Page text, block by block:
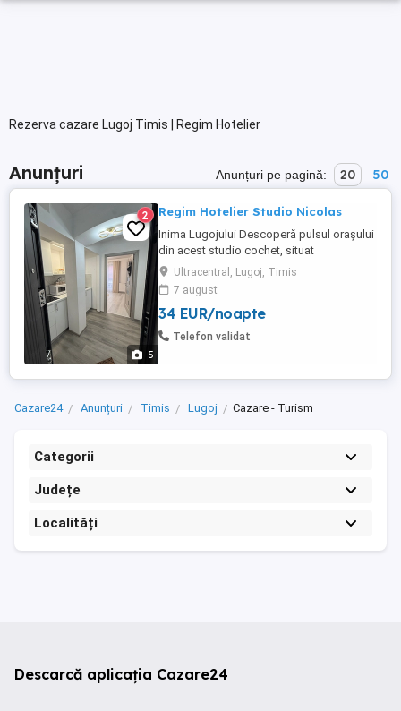
Rezerva cazare Lugoj Timis | Regim Hotelier
Anunțuri Anunțuri pe pagină: 20 50
5
2 Regim Hotelier Studio Nicolas
Inima Lugojului Descoperă pulsul orașului
din acest studio cochet, situat
ULTRACENTRAL! Ești la câțiva pași de
cele mai cool baruri, terase și zona
pietonală. De ce să ne alegi? Locație
imbatabilă: Ești în centrul distracției și al
relaxării. Acces facil: Parcare disponibilă
Ultracentral, Lugoj, Timis
7 august
34 EUR/noapte
Telefon validat
Cazare24 Anunțuri Timis Lugoj Cazare - Turism
Categorii
Județe
Localități
Descarcă aplicația Cazare24